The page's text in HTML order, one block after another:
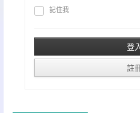
記住我